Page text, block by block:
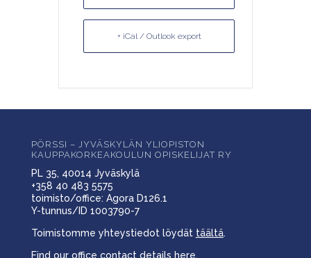
+ iCal / Outlook export
PÖRSSI – JYVÄSKYLÄN YLIOPISTON
KAUPPAKORKEAKOULUN OPISKELIJAT RY
PL 35, 40014 Jyväskylä
+358 40 483 5575
toimisto/office: Agora D126.1
Y-tunnus/ID 1003790-7
Toimistomme yhteystiedot löydät täältä.
Find our office contact details here.